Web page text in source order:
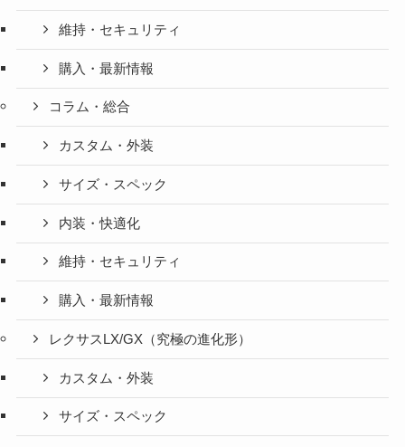
維持・セキュリティ
購入・最新情報
コラム・総合
カスタム・外装
サイズ・スペック
内装・快適化
維持・セキュリティ
購入・最新情報
レクサスLX/GX（究極の進化形）
カスタム・外装
サイズ・スペック